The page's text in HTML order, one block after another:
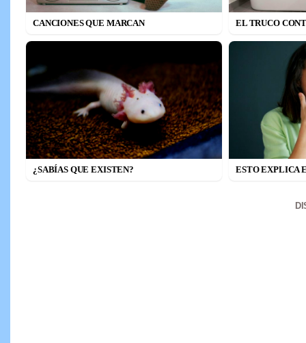
CANCIONES QUE MARCAN EL TRUCO
¿SABÍAS QUE EXISTEN? ESTO EXPLICA